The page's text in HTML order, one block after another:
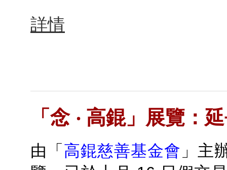
詳情
「念 ‧ 高錕」展覽：
由「 高錕慈善基金會 」主